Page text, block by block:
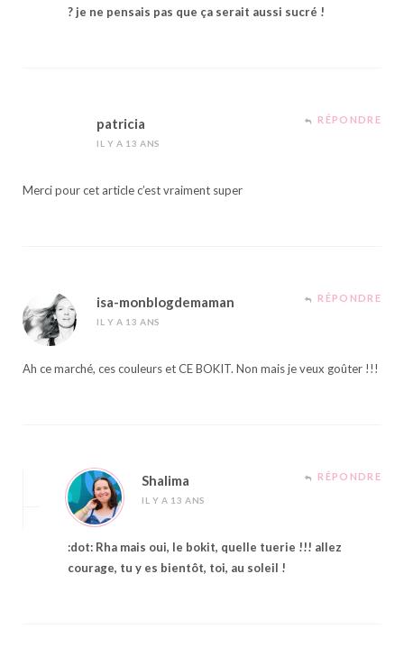
? je ne pensais pas que ça serait aussi sucré !
patricia
IL Y A 13 ANS
RÉPONDRE
Merci pour cet article c’est vraiment super
isa-monblogdemaman
IL Y A 13 ANS
RÉPONDRE
Ah ce marché, ces couleurs et CE BOKIT. Non mais je veux goûter !!!
Shalima
IL Y A 13 ANS
RÉPONDRE
:dot: Rha mais oui, le bokit, quelle tuerie !!! allez
courage, tu y es bientôt, toi, au soleil !